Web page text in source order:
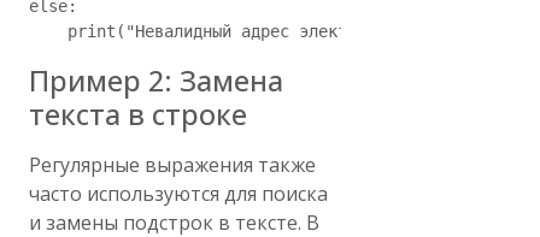
else:
Пример 2: Замена
текста в строке
Регулярные выражения также
часто используются для поиска
и замены подстрок в тексте. В